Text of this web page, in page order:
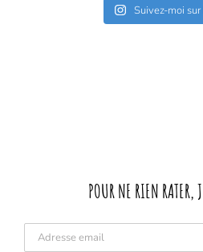
Suivez-moi
POUR NE RIEN